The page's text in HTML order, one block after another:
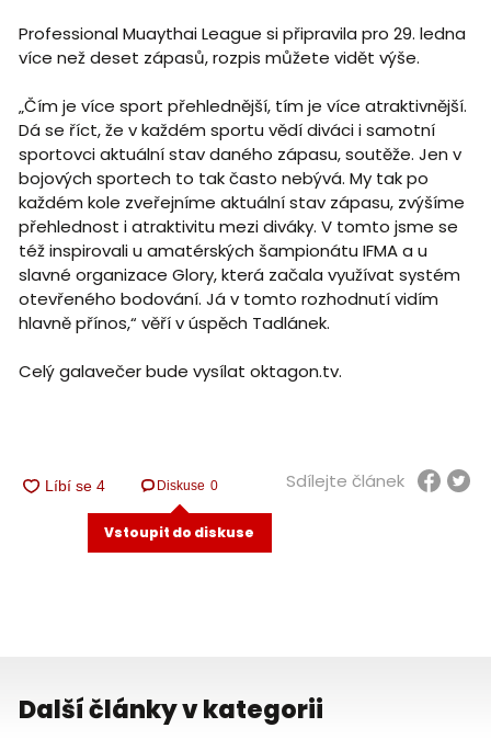
Professional Muaythai League si připravila pro 29. ledna
více než deset zápasů, rozpis můžete vidět výše.
„Čím je více sport přehlednější, tím je více atraktivnější.
Dá se říct, že v každém sportu vědí diváci i samotní
sportovci aktuální stav daného zápasu, soutěže. Jen v
bojových sportech to tak často nebývá. My tak po
každém kole zveřejníme aktuální stav zápasu, zvýšíme
přehlednost i atraktivitu mezi diváky. V tomto jsme se
též inspirovali u amatérských šampionátu IFMA a u
slavné organizace Glory, která začala využívat systém
otevřeného bodování. Já v tomto rozhodnutí vidím
hlavně přínos,“ věří v úspěch Tadlánek.
Celý galavečer bude vysílat oktagon.tv.
Diskuse 0
Vstoupit do diskuse
Sdílejte článek
Další články v kategorii